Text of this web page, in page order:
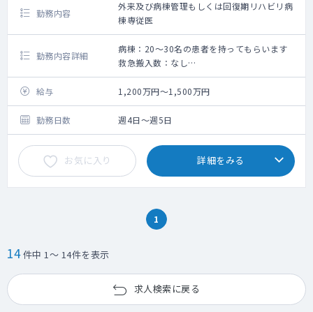
勤務内容
外来及び病棟管理もしくは回復期リハビリ病
棟専従医
勤務内容詳細
病棟：20～30名の患者を持ってもらいます
救急搬入数：なし
手術数：なし
・病棟管理：20～30名ほど
運動器系：神経系＝10:6の割合です。
・リハの指示出しは週1~2日程度、初期カン
ファの際にリハの方針を決める流れです
・外来：応相談
給与 1,200万円～1,500万円
勤務日数 週4日～週5日
お気に入り 詳細をみる
1
14件中 1～ 14件を表示
求人検索に戻る